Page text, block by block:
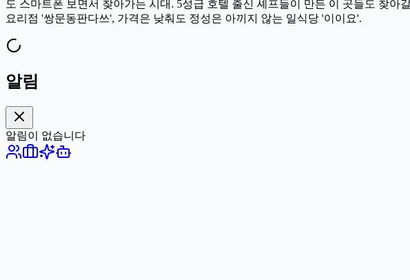
도 스마트폰 보면서 찾아가는 시대. 5성급 호텔 출신 셰프들이 만든 이 곳들도 찾
요리점 '쌍문동판다쓰', 가격은 낮춰도 정성은 아끼지 않는 일식당 '이이요'.
알림
알림이 없습니다